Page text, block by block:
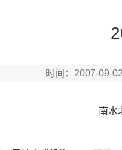
时间：2007-
南水